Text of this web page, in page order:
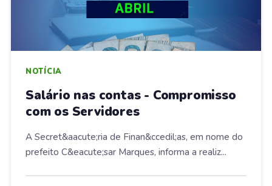
NOTÍCIA
Salário nas contas - Compromisso
com os Servidores
A Secret&aacute;ria de Finan&ccedil;as, em nome do
prefeito C&eacute;sar Marques, informa a realiz...